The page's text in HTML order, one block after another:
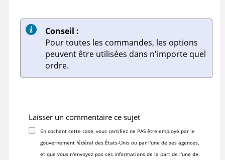
Conseil :
Pour toutes les commandes, les options
peuvent être utilisées dans n'importe quel
ordre.
Laisser un commentaire ce sujet
En cochant cette case, vous certifiez ne PAS être employé par le
gouvernement fédéral des États-Unis ou par l'une de ses agences,
et que vous n'envoyez pas ces informations de la part de l'une de